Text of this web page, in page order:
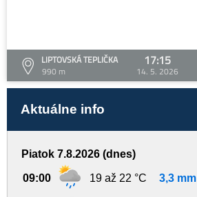
LIPTOVSKÁ TEPLIČKA
990 m
17:15
14. 5. 2026
Aktuálne info
Piatok 7.8.2026 (dnes)
09:00 19 až 22 °C 3,3 mm